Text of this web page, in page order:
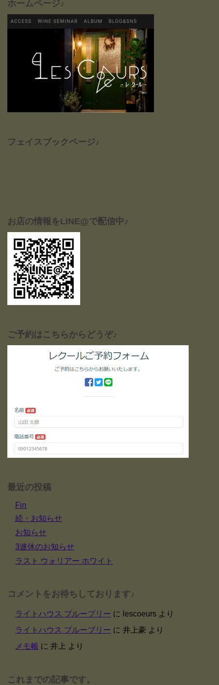
ホームページ♪
フェイスブックページ♪
お店の情報をLINE@で配信中♪
ご予約はこちらからどうぞ♪
最近の投稿
Fin
続・お知らせ
お知らせ
3連休のお知らせ
ラスト ウォリアー ホワイト
コメントをお待ちしております♪
ライトハウス ブルーブリー に lescoeurs より
ライトハウス ブルーブリー に 井上豪 より
メモ帳 に 井上 より
これまでの記事です。